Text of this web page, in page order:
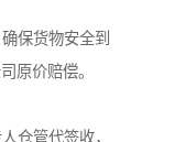
原价赔偿。